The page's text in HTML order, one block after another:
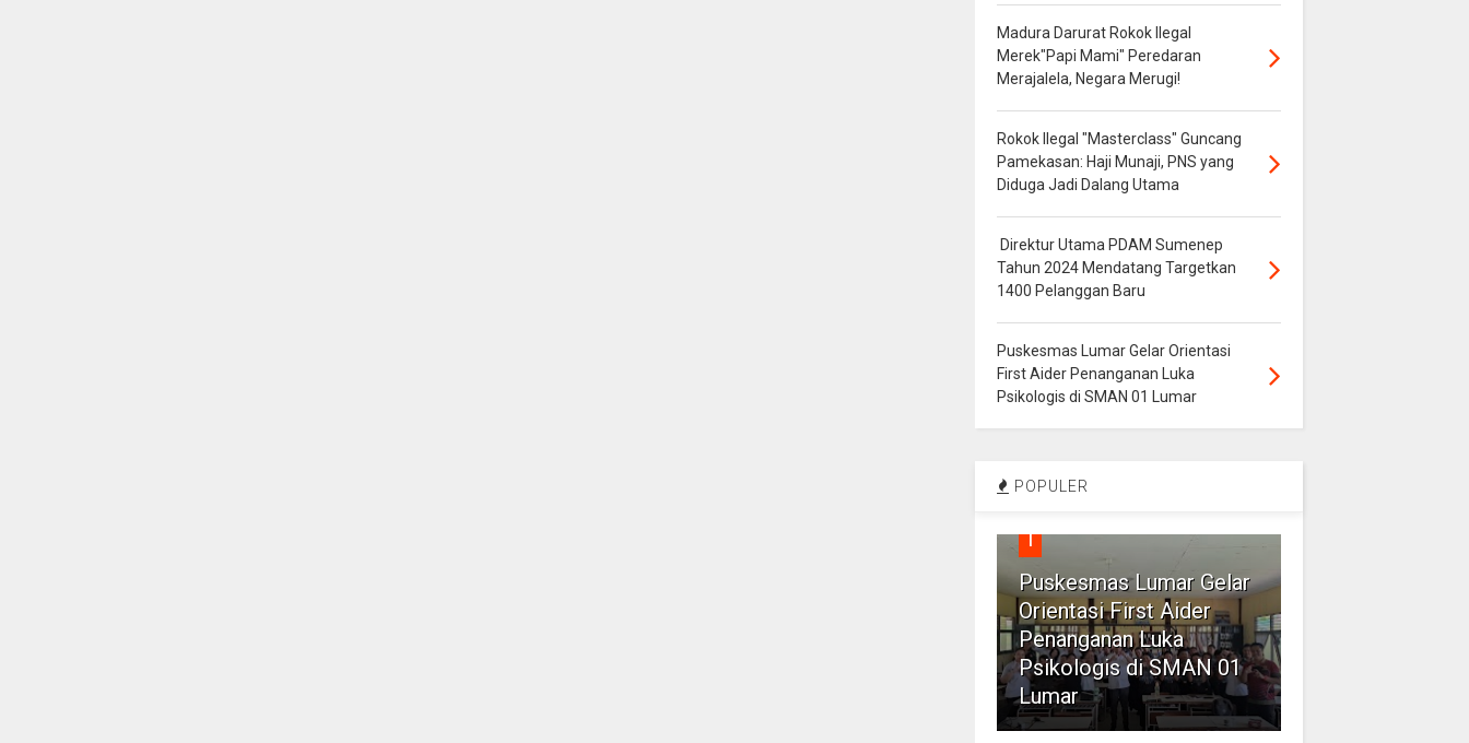
Madura Darurat Rokok Ilegal
Merek"Papi Mami" Peredaran
Merajalela, Negara Merugi!
Rokok Ilegal "Masterclass" Guncang
Pamekasan: Haji Munaji, PNS yang
Diduga Jadi Dalang Utama
Direktur Utama PDAM Sumenep
Tahun 2024 Mendatang Targetkan
1400 Pelanggan Baru
Puskesmas Lumar Gelar Orientasi
First Aider Penanganan Luka
Psikologis di SMAN 01 Lumar
POPULER
1
Puskesmas Lumar Gelar
Orientasi First Aider
Penanganan Luka
Psikologis di SMAN 01
Lumar